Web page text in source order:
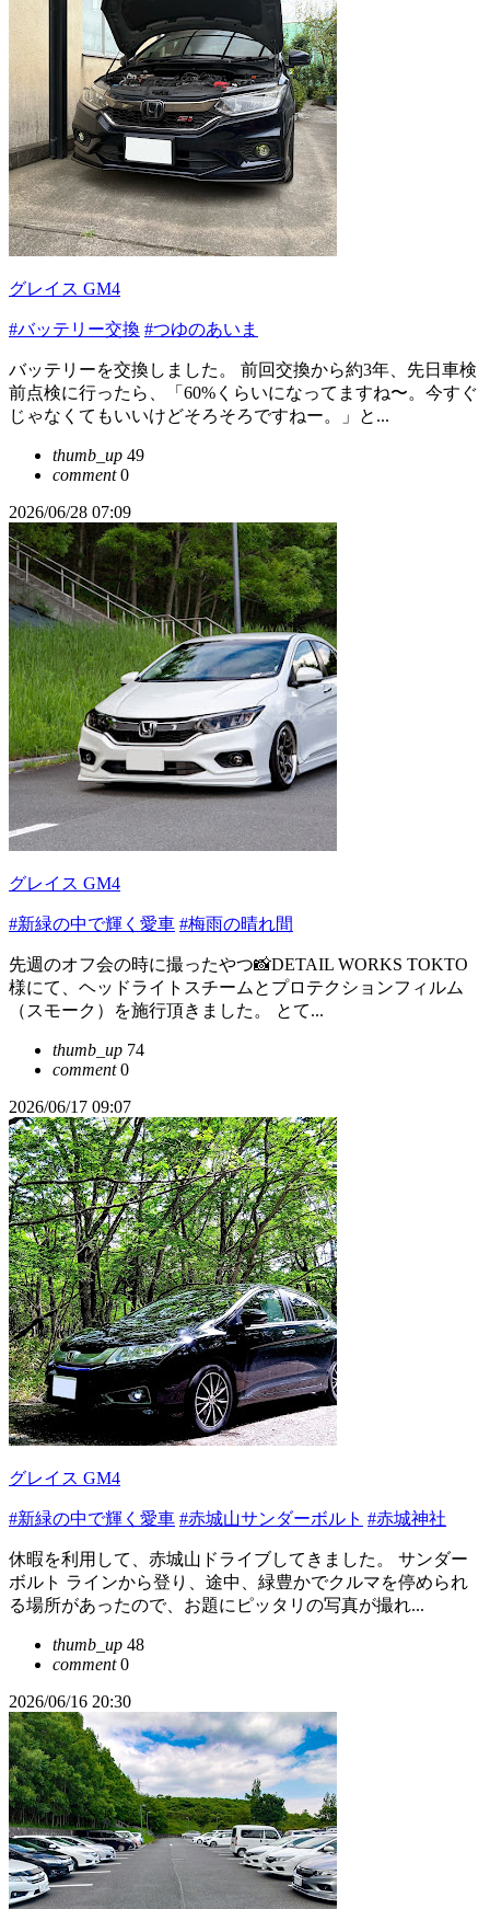
グレイス GM4
#バッテリー交換 #つゆのあいま
バッテリーを交換しました。 前回交換から約3年、先日車検
前点検に行ったら、「60%くらいになってますね〜。今すぐ
じゃなくてもいいけどそろそろですねー。」と...
thumb_up 49
comment0
2026/06/28 07:09
グレイス GM4
#新緑の中で輝く愛車 #梅雨の晴れ間
先週のオフ会の時に撮ったやつ📸DETAIL WORKS TOKTO
様にて、ヘッドライトスチームとプロテクションフィルム
（スモーク）を施行頂きました。 とて...
thumb_up 74
comment0
2026/06/17 09:07
グレイス GM4
#新緑の中で輝く愛車 #赤城山サンダーボルト #赤城神社
休暇を利用して、赤城山ドライブしてきました。 サンダー
ボルト ラインから登り、途中、緑豊かでクルマを停められ
る場所があったので、お題にピッタリの写真が撮れ...
thumb_up 48
comment0
2026/06/16 20:30